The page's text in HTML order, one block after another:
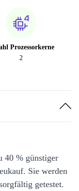
Prozessorkerne
2
40 % günstiger
Sie werden
getestet.